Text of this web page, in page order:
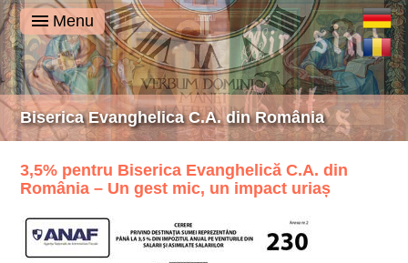
Biserica Evanghelica C.A. din România
3,5% pentru Biserica Evanghelică C.A. din
România – Un gest mic, un impact uriaș
Deutsch
Română
Menu